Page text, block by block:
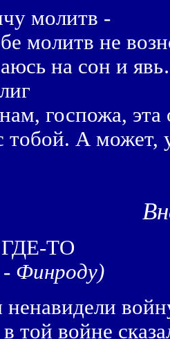
молитв -
молитв не
на сон и
госпожа, эта
тобой. А может,
ТО
Финроду)
той войне